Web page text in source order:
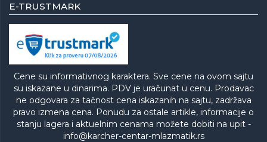
E-TRUSTMARK
Cene su informativnog karaktera. Sve cene na ovom sajtu
su iskazane u dinarima. PDV je uračunat u cenu. Prodavac
ne odgovara za tačnost cena iskazanih na sajtu, zadržava
pravo izmena cena. Ponudu za ostale artikle, informacije o
stanju lagera i aktuelnim cenama možete dobiti na upit -
info@karcher-centar-mlazmatik.rs